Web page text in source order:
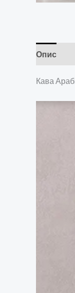
Опис
Кава